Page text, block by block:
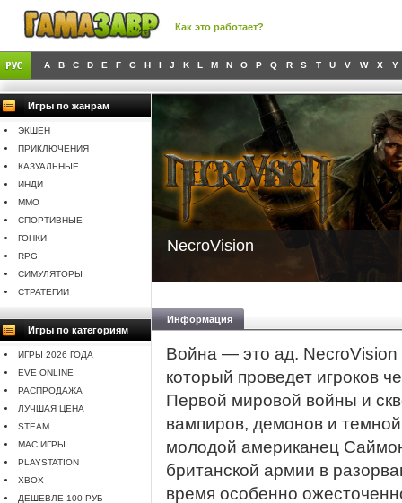
Как это работает?
A B C D E F G H I J K L M N O P Q R S T U V W X Y
Игры по жанрам
ЭКШЕН
ПРИКЛЮЧЕНИЯ
КАЗУАЛЬНЫЕ
ИНДИ
MMO
СПОРТИВНЫЕ
ГОНКИ
RPG
СИМУЛЯТОРЫ
СТРАТЕГИИ
Игры по категориям
ИГРЫ 2026 ГОДА
EVE ONLINE
РАСПРОДАЖА
ЛУЧШАЯ ЦЕНА
STEAM
MAC ИГРЫ
PLAYSTATION
XBOX
ДЕШЕВЛЕ 100 РУБ
NecroVision
Информация
Война — это ад.
который проведет игроков
Первой мировой войны и
вампиров, демонов и
молодой американец
британской армии в
время особенно